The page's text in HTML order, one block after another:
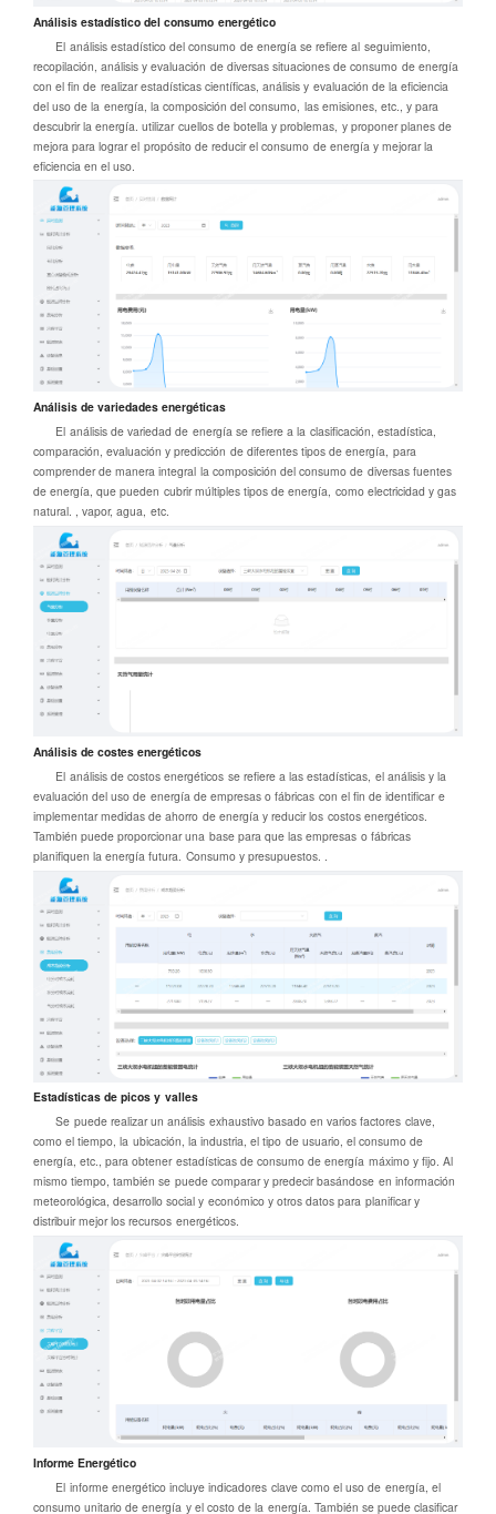
Análisis estadístico del consumo energético
El análisis estadístico del consumo de energía se refiere al seguimiento,
recopilación, análisis y evaluación de diversas situaciones de consumo de energía
con el fin de realizar estadísticas científicas, análisis y evaluación de la eficiencia
del uso de la energía, la composición del consumo, las emisiones, etc., y para
descubrir la energía. utilizar cuellos de botella y problemas, y proponer planes de
mejora para lograr el propósito de reducir el consumo de energía y mejorar la
eficiencia en el uso.
Análisis de variedades energéticas
El análisis de variedad de energía se refiere a la clasificación, estadística,
comparación, evaluación y predicción de diferentes tipos de energía, para
comprender de manera integral la composición del consumo de diversas fuentes
de energía, que pueden cubrir múltiples tipos de energía, como electricidad y gas
natural. , vapor, agua, etc.
Análisis de costes energéticos
El análisis de costos energéticos se refiere a las estadísticas, el análisis y la
evaluación del uso de energía de empresas o fábricas con el fin de identificar e
implementar medidas de ahorro de energía y reducir los costos energéticos.
También puede proporcionar una base para que las empresas o fábricas
planifiquen la energía futura. Consumo y presupuestos. .
Estadísticas de picos y valles
Se puede realizar un análisis exhaustivo basado en varios factores clave,
como el tiempo, la ubicación, la industria, el tipo de usuario, el consumo de
energía, etc., para obtener estadísticas de consumo de energía máximo y fijo. Al
mismo tiempo, también se puede comparar y predecir basándose en información
meteorológica, desarrollo social y económico y otros datos para planificar y
distribuir mejor los recursos energéticos.
Informe Energético
El informe energético incluye indicadores clave como el uso de energía, el
consumo unitario de energía y el costo de la energía. También se puede clasificar